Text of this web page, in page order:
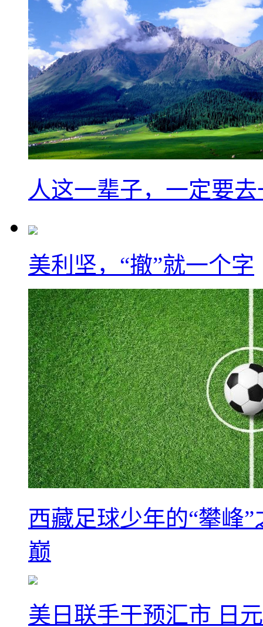
人这一辈子，一定要
美利坚，“撤”就一个字
西藏足球少年的“攀峰
巅
美日联手干预汇市 日